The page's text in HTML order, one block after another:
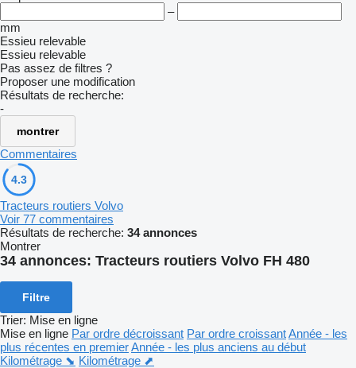
–
mm
Essieu relevable
Essieu relevable
Pas assez de filtres ?
Proposer une modification
Résultats de recherche:
-
montrer
Commentaires
4.3
Tracteurs routiers Volvo
Voir 77 commentaires
Résultats de recherche: 34 annonces
Montrer
34 annonces: Tracteurs routiers Volvo FH 480
Filtre
Trier: Mise en ligne
Mise en ligne Par ordre décroissant Par ordre croissantAnnée - les
plus récentes en premierAnnée - les plus anciens au début
Kilométrage ⬊ Kilométrage ⬈